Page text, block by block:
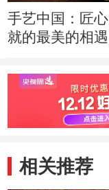
手艺中国：匠
就的最美的相
相关推荐